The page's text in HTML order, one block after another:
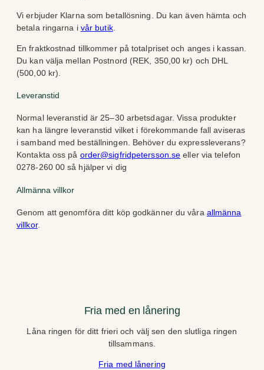
Vi erbjuder Klarna som betallösning. Du kan även hämta och
betala ringarna i vår butik.
En fraktkostnad tillkommer på totalpriset och anges i kassan.
Du kan välja mellan Postnord (REK, 350,00 kr) och DHL
(500,00 kr).
Leveranstid
Normal leveranstid är 25–30 arbetsdagar. Vissa produkter
kan ha längre leveranstid vilket i förekommande fall aviseras
i samband med beställningen. Behöver du expressleverans?
Kontakta oss på order@sigfridpetersson.se eller via telefon
0278-260 00 så hjälper vi dig
Allmänna villkor
Genom att genomföra ditt köp godkänner du våra allmänna
villkor.
Fria med en lånering
Låna ringen för ditt frieri och välj sen den slutliga ringen
tillsammans.
Fria med lånering